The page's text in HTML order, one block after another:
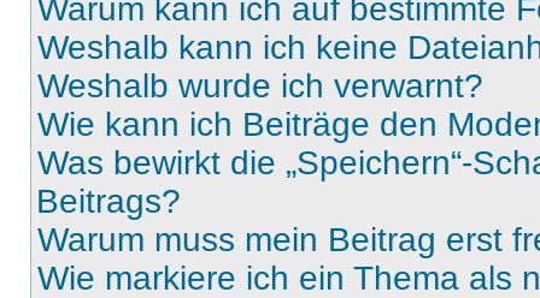
Warum kann ich auf bestimmte
Weshalb kann ich keine
Weshalb wurde ich verwarnt?
Wie kann ich Beiträge den
Was bewirkt die „Speichern“-
Beitrags?
Warum muss mein Beitrag erst
Wie markiere ich ein Thema als